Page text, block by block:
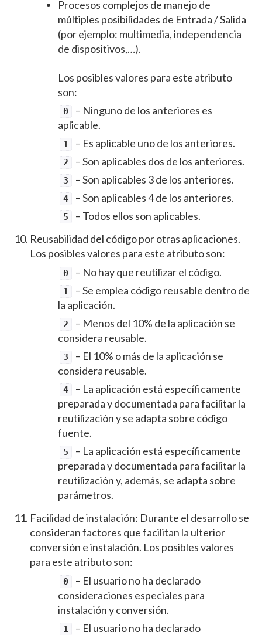
Procesos complejos de manejo de
múltiples posibilidades de Entrada / Salida
(por ejemplo: multimedia, independencia
de dispositivos,…).
Los posibles valores para este atributo
son:
0
– Ninguno de los anteriores es
aplicable.
1 – Es aplicable uno de los anteriores.
2 – Son aplicables dos de los anteriores.
3 – Son aplicables 3 de los anteriores.
4 – Son aplicables 4 de los anteriores.
5
– Todos ellos son aplicables.
Reusabilidad del código por otras aplicaciones.
Los posibles valores para este atributo son:
0 – No hay que reutilizar el código.
1
– Se emplea código reusable dentro de
la aplicación.
2
– Menos del 10% de la aplicación se
considera reusable.
3
– El 10% o más de la aplicación se
considera reusable.
4
– La aplicación está específicamente
preparada y documentada para facilitar la
reutilización y se adapta sobre código
fuente.
5
– La aplicación está específicamente
preparada y documentada para facilitar la
reutilización y, además, se adapta sobre
parámetros.
Facilidad de instalación: Durante el desarrollo se
consideran factores que facilitan la ulterior
conversión e instalación. Los posibles valores
para este atributo son:
0
– El usuario no ha declarado
consideraciones especiales para
instalación y conversión.
1
– El usuario no ha declarado